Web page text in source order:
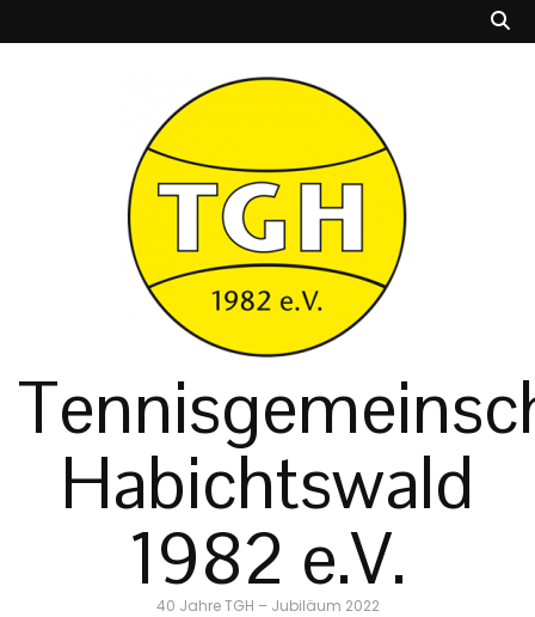
Habichtswald
1982 e.V.
40 Jahre TGH – Jubiläum 2022